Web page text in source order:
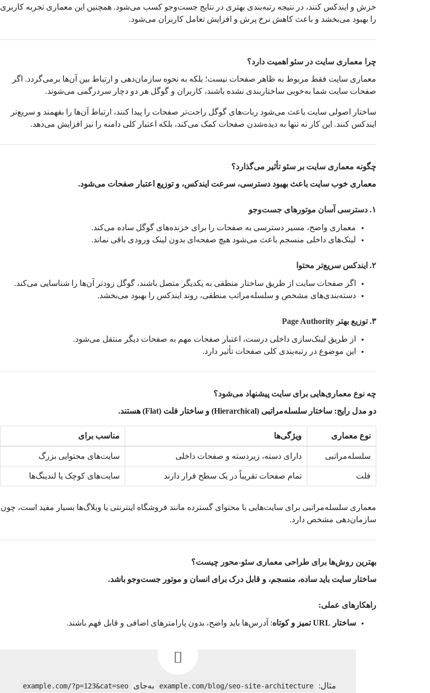
خزش و ایندکس کنند، در نتیجه رتبه‌بندی بهتری در نتایج جست‌وجو کسب می‌شود. همچنین این معماری تجربه کاربری
را بهبود می‌بخشد و باعث کاهش نرخ پرش و افزایش تعامل کاربران می‌شود.
چرا معماری سایت در سئو اهمیت دارد؟
معماری سایت فقط مربوط به ظاهر صفحات نیست؛ بلکه به نحوه سازمان‌دهی و ارتباط بین آن‌ها برمی‌گردد. اگر
صفحات سایت شما به‌خوبی ساختاربندی نشده باشند، کاربران و گوگل هر دو دچار سردرگمی می‌شوند.
ساختار اصولی سایت باعث می‌شود ربات‌های گوگل راحت‌تر صفحات را پیدا کنند، ارتباط آن‌ها را بفهمند و سریع‌تر
ایندکس کنند. این کار نه تنها به دیده‌شدن صفحات کمک می‌کند، بلکه اعتبار کلی دامنه را نیز افزایش می‌دهد.
چگونه معماری سایت بر سئو تأثیر می‌گذارد؟
معماری خوب سایت باعث بهبود دسترسی، سرعت ایندکس، و توزیع اعتبار صفحات می‌شود.
۱. دسترسی آسان موتورهای جست‌وجو
معماری واضح، مسیر دسترسی به صفحات را برای خزنده‌های گوگل ساده می‌کند.
لینک‌های داخلی منسجم باعث می‌شود هیچ صفحه‌ای بدون لینک ورودی باقی نماند.
۲. ایندکس سریع‌تر محتوا
اگر صفحات سایت از طریق ساختار منطقی به یکدیگر متصل باشند، گوگل زودتر آن‌ها را شناسایی می‌کند.
دسته‌بندی‌های مشخص و سلسله‌مراتب منطقی، روند ایندکس را بهبود می‌بخشد.
۳. توزیع بهتر Page Authority
از طریق لینک‌سازی داخلی درست، اعتبار صفحات مهم به صفحات دیگر منتقل می‌شود.
این موضوع در رتبه‌بندی کلی صفحات تأثیر دارد.
چه نوع معماری‌هایی برای سایت پیشنهاد می‌شود؟
دو مدل رایج: ساختار سلسله‌مراتبی (Hierarchical) و ساختار فلت (Flat) هستند.
نوع معماری ویژگی‌ها مناسب برای
سلسله‌مراتبی دارای دسته، زیردسته و صفحات داخلی سایت‌های محتوایی بزرگ
فلت تمام صفحات تقریباً در یک سطح قرار دارند سایت‌های کوچک یا لندینگ‌ها
معماری سلسله‌مراتبی برای سایت‌هایی با محتوای گسترده مانند فروشگاه اینترنتی یا وبلاگ‌ها بسیار مفید است، چون
سازمان‌دهی مشخص دارد.
بهترین روش‌ها برای طراحی معماری سئو-محور چیست؟
ساختار سایت باید ساده، منسجم، و قابل درک برای انسان و موتور جست‌وجو باشد.
راهکارهای عملی:
ساختار URL تمیز و کوتاه : آدرس‌ها باید واضح، بدون پارامترهای اضافی و قابل فهم باشند.
مثال: example.com/blog/seo-site-architecture به‌جای example.com/?p=123&cat=seo